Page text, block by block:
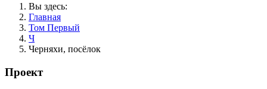
Вы здесь:
Главная
Том Первый
Ч
Черняхи, посёлок
Проект